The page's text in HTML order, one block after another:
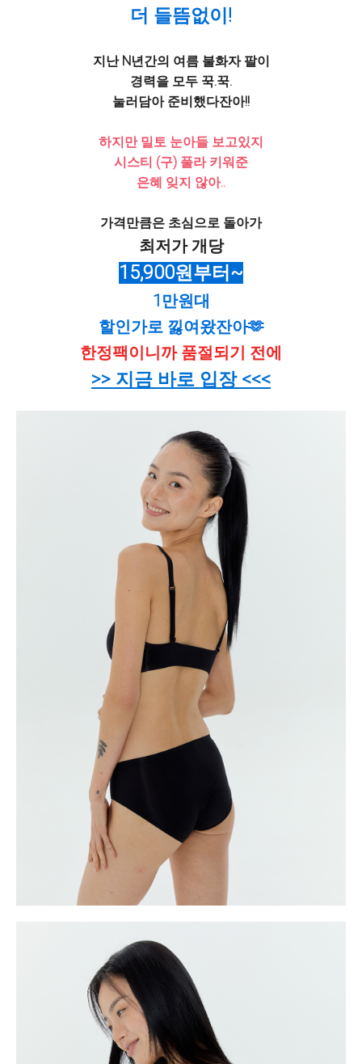
더 들뜸없이!
지난 N년간의 여름 불화자 팔이
경력을 모두 꾹.꾹.
눌러담아 준비했다잔아!!
하지만 밀토 눈아들 보고있지
시스티 (구) 풀라 키워준
은혜 잊지 않아..
가격만큼은 초심으로 돌아가
최저가 개당
15,900원부터~
1만원대
할인가로 낋여왔잔아🫶
한정팩이니까 품절되기 전에
>> 지금 바로 입장 <<<